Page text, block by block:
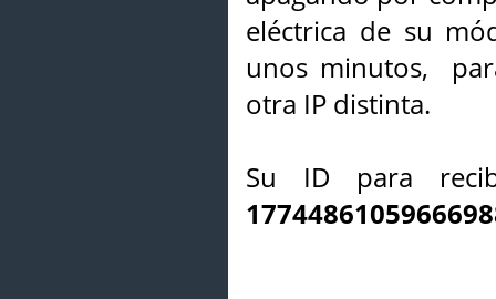
eléctrica de su
unos minutos,
otra IP distinta.
Su ID para